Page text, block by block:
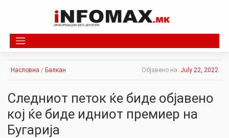
Насловна / Балкан Објавено на: July 22, 2022
Следниот петок ќе биде објавено
кој ќе биде идниот премиер на
Бугарија